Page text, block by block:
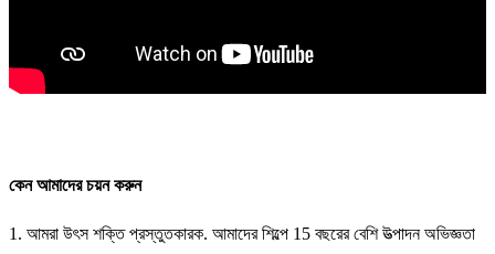
কেন আমাদের চয়ন করুন
1. আমরা উৎস শক্তি প্রস্তুতকারক. আমাদের শিল্পে 15 বছরের বেশি উত্পাদন অভিজ্ঞতা